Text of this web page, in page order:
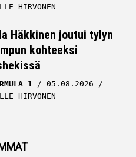
HIRVONEN
Häkkinen joutui tylyn
kohteeksi
1
05.08.2026
HIRVONEN